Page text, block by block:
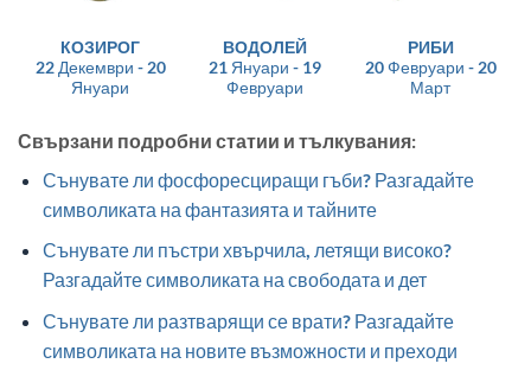
КОЗИРОГ
22 Декември - 20
Януари
ВОДОЛЕЙ
21 Януари - 19
Февруари
РИБИ
20 Февруари - 20
Март
Свързани подробни статии и тълкувания:
Сънувате ли фосфоресциращи гъби? Разгадайте
символиката на фантазията и тайните
Сънувате ли пъстри хвърчила, летящи високо?
Разгадайте символиката на свободата и дет
Сънувате ли разтварящи се врати? Разгадайте
символиката на новите възможности и преходи